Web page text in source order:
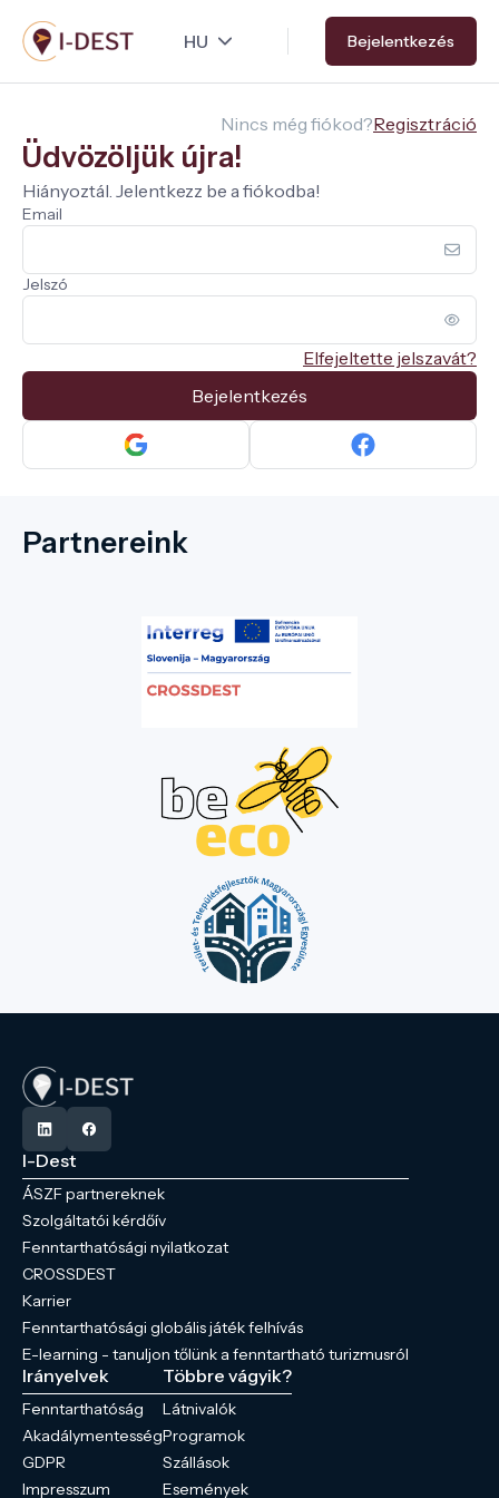
Ugrás
a
tartalomra
Bejelentkezés
Nincs még fiókod?Regisztráció
Üdvözöljük újra!
Hiányoztál. Jelentkezz be a fiókodba!
Email
Jelszó
Elfejeltette jelszavát?
Bejelentkezés
Partnereink
I-Dest
ÁSZF partnereknek
Szolgáltatói kérdőív
Fenntarthatósági nyilatkozat
CROSSDEST
Karrier
Fenntarthatósági globális játék felhívás
E-learning - tanuljon tőlünk a fenntartható turizmusról
Irányelvek
Fenntarthatóság
Akadálymentesség
GDPR
Impresszum
Többre vágyik?
Látnivalók
Programok
Szállások
Események